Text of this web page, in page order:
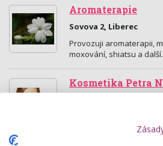
Aromaterapie
Sovova 2, Liberec
Provozuji aromaterapii,
moxování, shiatsu a další.
Kosmetika Petra
Nabízím kvalitní
průchod látek hluboko